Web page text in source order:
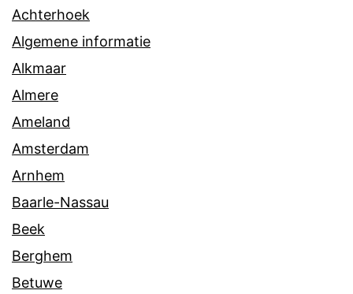
Achterhoek
Algemene informatie
Alkmaar
Almere
Ameland
Amsterdam
Arnhem
Baarle-Nassau
Beek
Berghem
Betuwe